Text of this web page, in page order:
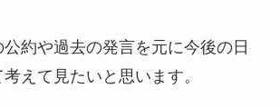
約や過去の発言を元に今後の日
えて見たいと思います。